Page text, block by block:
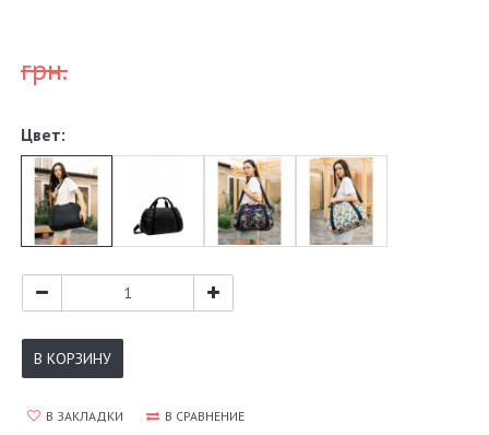
грн.
Цвет:
В КОРЗИНУ
В ЗАКЛАДКИ В СРАВНЕНИЕ